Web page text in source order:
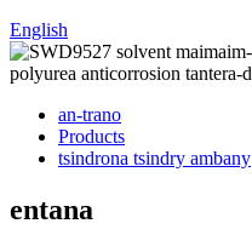
English
an-trano
Products
tsindrona tsindry ambany
entana